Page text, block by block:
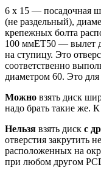
6 х 15 — посадочная
(не раздельный),
крепежных болта
100 ммЕТ50 — вылет
на ступицу. Это
соответственно
диаметром 60. Это
Можно взять диск
надо брать такие же.
Нельзя взять диск с
отверстия закрутить
расположенных на
при любом другом